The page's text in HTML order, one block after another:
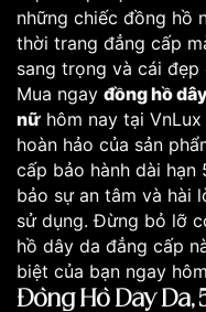
những chiếc đồng hồ
thời trang đẳng cấp
sang trọng và cái đẹp
Mua ngay đồng hồ
nữ hôm nay tại
hoàn hảo của sản
cấp bảo hành dài hạn
bảo sự an tâm và hài
sử dụng. Đừng bỏ lỡ
hồ dây da đẳng cấp
biệt của bạn ngay
Đồng Hồ Dây Da,